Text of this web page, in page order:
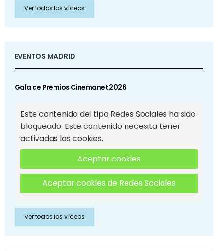
Ver todos los vídeos
EVENTOS MADRID
Gala de Premios Cinemanet 2026
Este contenido del tipo Redes Sociales ha sido
bloqueado. Este contenido necesita tener
activadas las cookies.
Aceptar cookies
Aceptar cookies de Redes Sociales
Ver todos los vídeos